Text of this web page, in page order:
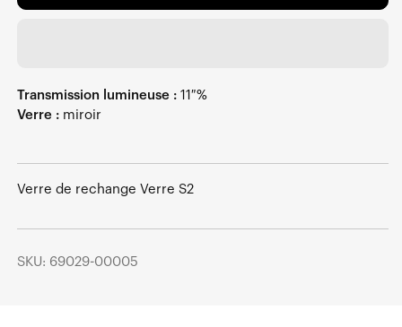
Transmission lumineuse : 11 %
Verre : miroir
Verre de rechange Verre S2
SKU: 69029-00005